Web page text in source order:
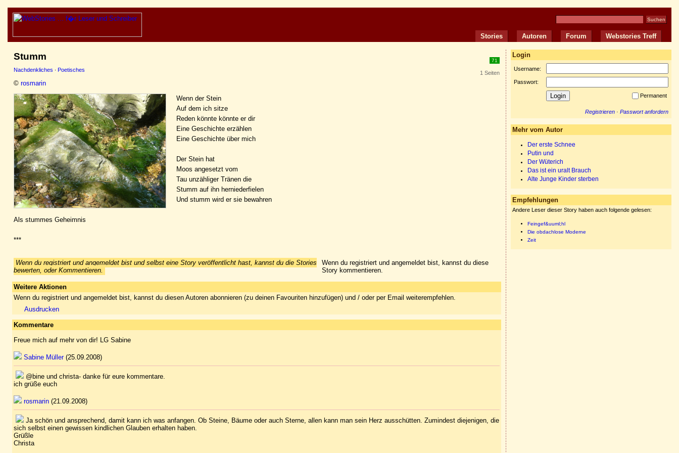
Stories Autoren Forum Webstories Treff
71
1 Seiten
Stumm
Nachdenkliches · Poetisches
© rosmarin
Wenn der Stein
Auf dem ich sitze
Reden könnte könnte er dir
Eine Geschichte erzählen
Eine Geschichte über mich
Der Stein hat
Moos angesetzt vom
Tau unzähliger Tränen die
Stumm auf ihn herniederfielen
Und stumm wird er sie bewahren
Als stummes Geheimnis
***
Wenn du registriert und angemeldet bist und selbst eine Story veröffentlicht hast, kannst du die Stories
bewerten, oder Kommentieren.
Wenn du registriert und angemeldet bist, kannst du diese
Story kommentieren.
Weitere Aktionen
Wenn du registriert und angemeldet bist, kannst du diesen Autoren abonnieren (zu deinen Favouriten hinzufügen) und / oder per Email weiterempfehlen.
Ausdrucken
Kommentare
Freue mich auf mehr von dir! LG Sabine
Sabine Müller(25.09.2008)
@bine und christa- danke für eure kommentare.
ich grüße euch
rosmarin (21.09.2008)
Ja schön und ansprechend, damit kann ich was anfangen. Ob Steine, Bäume oder auch Sterne, allen kann man sein Herz ausschütten. Zumindest diejenigen, die
sich selbst einen gewissen kindlichen Glauben erhalten haben.
Grüßle
Christa
Login
Username:
Passwort:
Permanent
Registrieren · Passwort anfordern
Mehr vom Autor
Der erste Schnee
Putin und
Der Wüterich
Das ist ein uralt Brauch
Alte Junge Kinder sterben
Empfehlungen
Andere Leser dieser Story haben auch folgende gelesen:
Feingef&uuml;hl
Die obdachlose Moderne
Zeit